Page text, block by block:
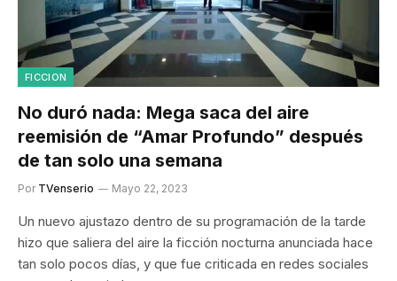
FICCION
No duró nada: Mega saca del aire
reemisión de “Amar Profundo” después
de tan solo una semana
Por TVenserio Mayo 22, 2023
Un nuevo ajustazo dentro de su programación de la tarde
hizo que saliera del aire la ficción nocturna anunciada hace
tan solo pocos días, y que fue criticada en redes sociales